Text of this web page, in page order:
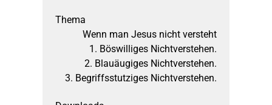
Wenn man Jesus nicht versteht
1. Böswilliges Nichtverstehen.
2. Blauäugiges Nichtverstehen.
3. Begriffsstutziges Nichtverstehen.